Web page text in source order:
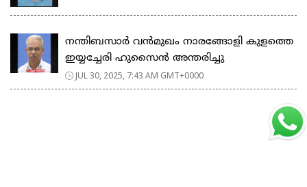
നന്തിബസാർ വൻമുഖം നാരങ്ങോളി കുളത്തെ
ഇയ്യച്ചേരി ഹുസൈൻ അന്തരിച്ചു
JUL 30, 2025, 7:43 AM GMT+0000